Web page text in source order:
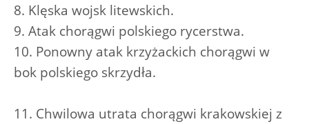
8. Klęska wojsk litewskich.
9. Atak chorągwi polskiego rycerstwa.
10. Ponowny atak krzyżackich chorągwi w
bok polskiego skrzydła.
11. Chwilowa utrata chorągwi krakowskiej z